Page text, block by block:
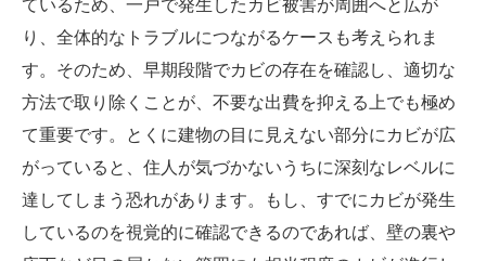
ているため、一戸で発生したカビ被害が周囲へと広が
り、全体的なトラブルにつながるケースも考えられま
す。そのため、早期段階でカビの存在を確認し、適切な
方法で取り除くことが、不要な出費を抑える上でも極め
て重要です。とくに建物の目に見えない部分にカビが広
がっていると、住人が気づかないうちに深刻なレベルに
達してしまう恐れがあります。もし、すでにカビが発生
しているのを視覚的に確認できるのであれば、壁の裏や